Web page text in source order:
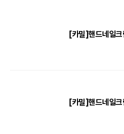
[카밀]핸드네일
[카밀]핸드네일